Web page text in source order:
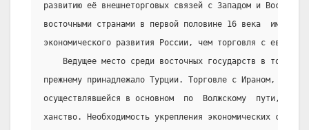
развитию её внешнеторговых связей с Западом и
восточными странами в первой половине 16 века  имела
экономического развития России, чем торговля с
Ведущее место среди восточных государств в
прежнему принадлежало Турции. Торговле с Ираном,
осуществлявшейся в основном  по  Волжскому  пути,
ханство. Необходимость укрепления экономических